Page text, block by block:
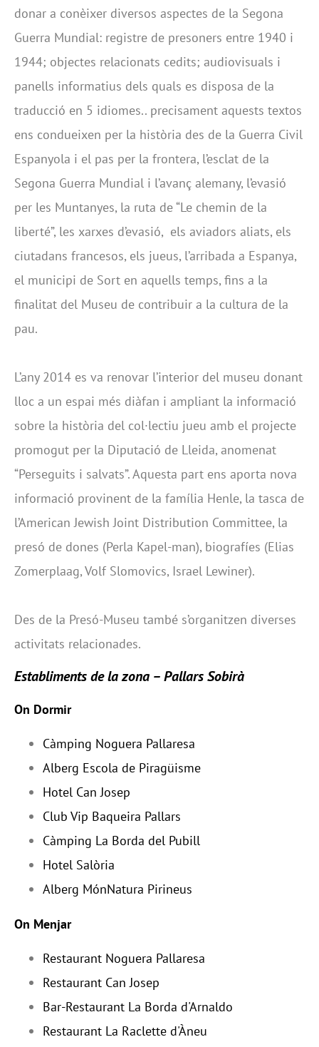
donar a conèixer diversos aspectes de la Segona
Guerra Mundial: registre de presoners entre 1940 i
1944; objectes relacionats cedits; audiovisuals i
panells informatius dels quals es disposa de la
traducció en 5 idiomes.. precisament aquests textos
ens condueixen per la història des de la Guerra Civil
Espanyola i el pas per la frontera, l’esclat de la
Segona Guerra Mundial i l’avanç alemany, l’evasió
per les Muntanyes, la ruta de “Le chemin de la
liberté”, les xarxes d’evasió, els aviadors aliats, els
ciutadans francesos, els jueus, l’arribada a Espanya,
el municipi de Sort en aquells temps, fins a la
finalitat del Museu de contribuir a la cultura de la
pau.
L’any 2014 es va renovar l’interior del museu donant
lloc a un espai més diàfan i ampliant la informació
sobre la història del col·lectiu jueu amb el projecte
promogut per la Diputació de Lleida, anomenat
“Perseguits i salvats”. Aquesta part ens aporta nova
informació provinent de la família Henle, la tasca de
l’American Jewish Joint Distribution Committee, la
presó de dones (Perla Kapel-man), biografíes (Elias
Zomerplaag, Volf Slomovics, Israel Lewiner).
Des de la Presó-Museu també s’organitzen diverses
activitats relacionades.
Establiments de la zona – Pallars Sobirà
On Dormir
Càmping Noguera Pallaresa
Alberg Escola de Piragüisme
Hotel Can Josep
Club Vip Baqueira Pallars
Càmping La Borda del Pubill
Hotel Salòria
Alberg MónNatura Pirineus
On Menjar
Restaurant Noguera Pallaresa
Restaurant Can Josep
Bar-Restaurant La Borda d'Arnaldo
Restaurant La Raclette d'Àneu